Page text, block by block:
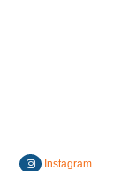
Instagram